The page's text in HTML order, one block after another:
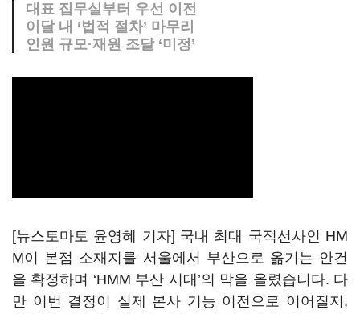
대표 집무실부터 우선 이전
이달 내 ‘법적 절차’ 마무리
인원 규모·재원 조달 ‘미정’
[뉴스토마토 윤영혜 기자] 국내 최대 국적선사인 HM
M이 본점 소재지를 서울에서 부산으로 옮기는 안건
을 확정하며 ‘HMM 부산 시대’의 막을 올렸습니다. 다
만 이번 결정이 실제 본사 기능 이전으로 이어질지,